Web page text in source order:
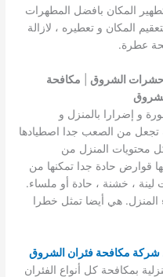
المكان بافضل المطهرات
المكان و تعطيره ، لازالة
عطرة.
حشرات الشروق
مكافحة
و إضرارا بالمنزل و
تجعل من الصعب جدا اصطيادها
محتويات المنزل من
قوارض حادة جدا تمكنها من
، خشنة ، حادة أو ملساء.
المنزل. هي أيضا تمثل خطرا
مكافحة فئران الشروق
بمكافحة كل أنواع الفئران